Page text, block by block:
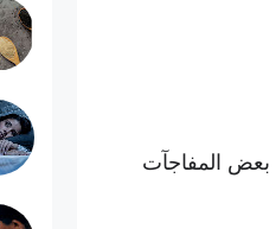
بعض المفاجآت